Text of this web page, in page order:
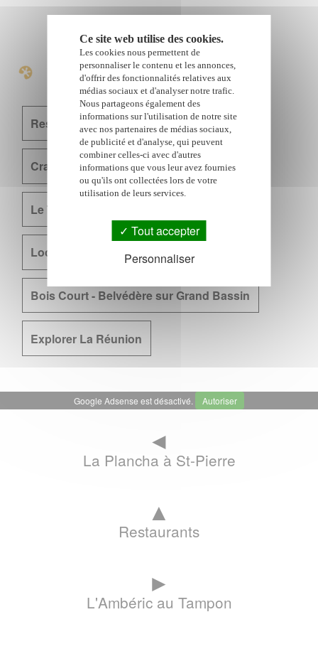
A voir également
Restaurants
Cratère Dolomieu - Piton de la Fournaise
Le Tampon
Location de voiture
Bois Court - Belvédère sur Grand Bassin
Explorer La Réunion
Google Adsense est désactivé. Autoriser
◄
La Plancha à St-Pierre
▲
Restaurants
►
L'Ambéric au Tampon
Ce site web utilise des cookies.
Les cookies nous permettent de
personnaliser le contenu et les annonces,
d'offrir des fonctionnalités relatives aux
médias sociaux et d'analyser notre trafic.
Nous partageons également des
informations sur l'utilisation de notre site
avec nos partenaires de médias sociaux,
de publicité et d'analyse, qui peuvent
combiner celles-ci avec d'autres
informations que vous leur avez fournies
ou qu'ils ont collectées lors de votre
utilisation de leurs services.
Tout accepter
Personnaliser